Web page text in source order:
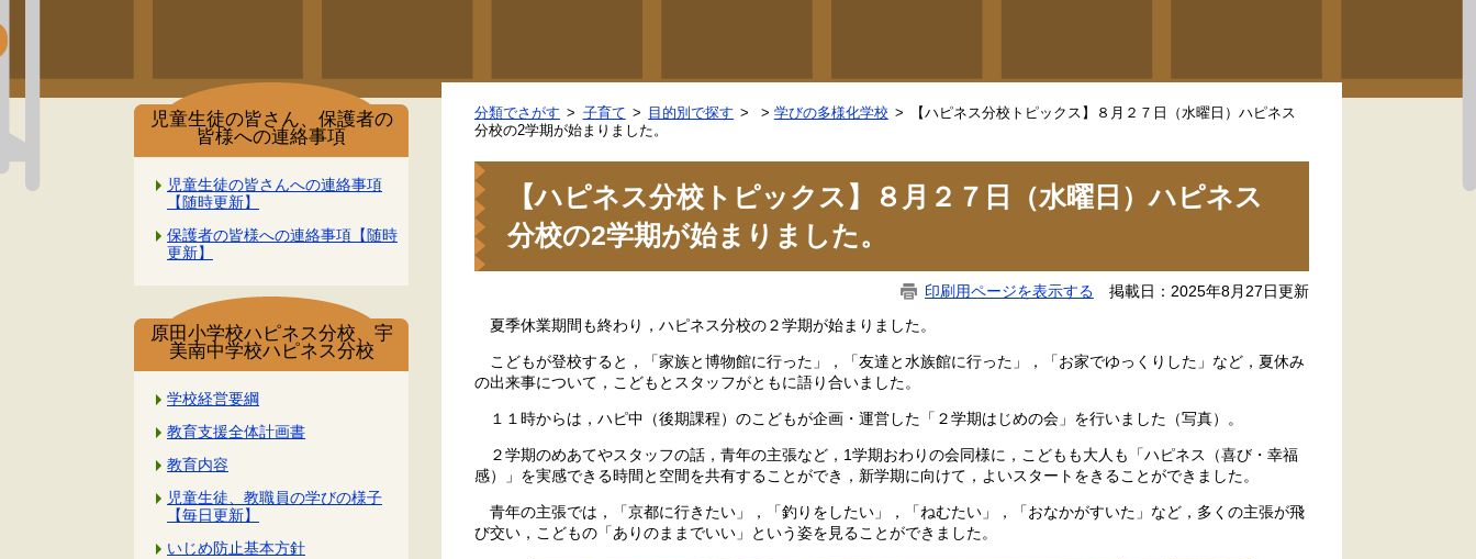
児童生徒の皆さん、保護者の
皆様への連絡事項
児童生徒の皆さんへの連絡事項
【随時更新】
保護者の皆様への連絡事項【随時
更新】
原田小学校ハピネス分校、宇
美南中学校ハピネス分校
学校経営要綱
教育支援全体計画書
教育内容
児童生徒、教職員の学びの様子
【毎日更新】
いじめ防止基本方針
分類でさがす 子育て 目的別で探す > 学びの多様化学校
【ハピネス分校トピックス】８月２７日（水曜日）ハピネス
分校の2学期が始まりました。
【ハピネス分校トピックス】８月２７日（水曜日）ハピネス
分校の2学期が始まりました。
印刷用ページを表示する 掲載日：2025年8月27日更新
夏季休業期間も終わり，ハピネス分校の２学期が始まりました。
こどもが登校すると，「家族と博物館に行った」，「友達と水族館に行った」，「お家でゆっくりした」など，夏休み
の出来事について，こどもとスタッフがともに語り合いました。
１１時からは，ハピ中（後期課程）のこどもが企画・運営した「２学期はじめの会」を行いました（写真）。
２学期のめあてやスタッフの話，青年の主張など，1学期おわりの会同様に，こどもも大人も「ハピネス（喜び・幸福
感）」を実感できる時間と空間を共有することができ，新学期に向けて，よいスタートをきることができました。
青年の主張では，「京都に行きたい」，「釣りをしたい」，「ねむたい」，「おなかがすいた」など，多くの主張が飛
び交い，こどもの「ありのままでいい」という姿を見ることができました。